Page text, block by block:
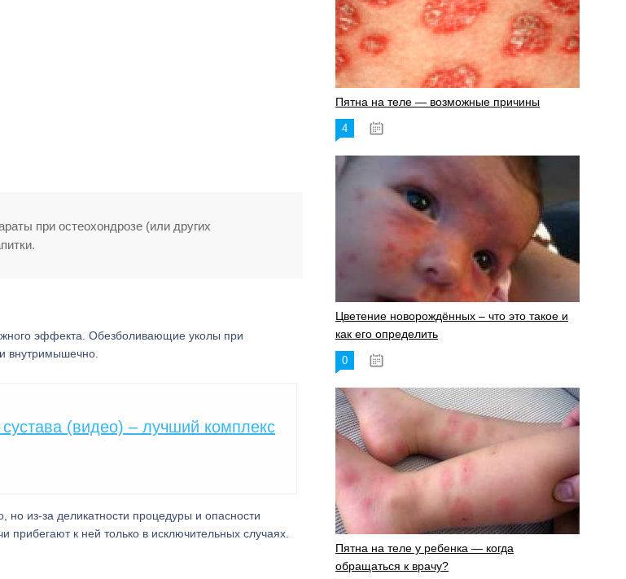
при остеохондрозе (или других
эффекта. Обезболивающие уколы при
внутримышечно.
(видео) – лучший комплекс
из-за деликатности процедуры и опасности
к ней только в исключительных случаях.
Пятна на теле — возможные причины
4
Цветение новорождённых – что это такое и
как его определить
0
Пятна на теле у ребенка — когда
обращаться к врачу?